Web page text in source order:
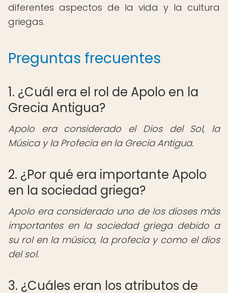
diferentes aspectos de la vida y la cultura
griegas.
Preguntas frecuentes
1. ¿Cuál era el rol de Apolo en la
Grecia Antigua?
Apolo era considerado el Dios del Sol, la
Música y la Profecía en la Grecia Antigua.
2. ¿Por qué era importante Apolo
en la sociedad griega?
Apolo era considerado uno de los dioses más
importantes en la sociedad griega debido a
su rol en la música, la profecía y como el dios
del sol.
3. ¿Cuáles eran los atributos de